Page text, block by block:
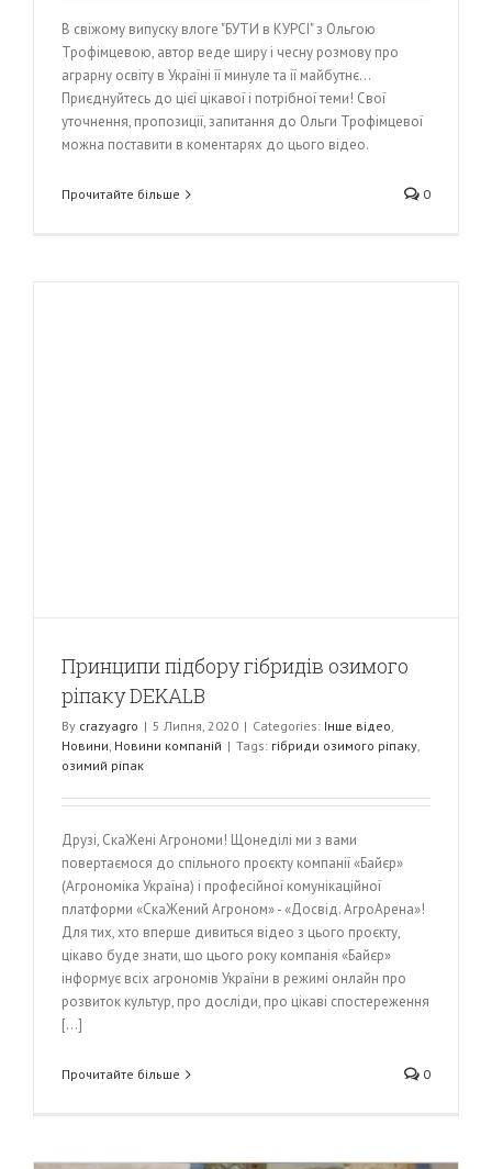
В свіжому випуску влогe "БУТИ в КУРСІ" з Ольгою
Трофімцевою, автор веде щиру і чесну розмову про
аграрну освіту в Україні її минуле та її майбутнє...
Приєднуйтесь до цієї цікавої і потрібної теми! Свої
уточнення, пропозиції, запитання до Ольги Трофімцевої
можна поставити в коментарях до цього відео.
Прочитайте більше 0
Принципи підбору гібридів озимого
ріпаку DEKALB
By crazyagro | 5 Липня, 2020 | Categories: Інше відео,
Новини, Новини компаній | Tags: гібриди озимого ріпаку,
озимий ріпак
Друзі, СкаЖені Агрономи! Щонеділі ми з вами
повертаємося до спільного проєкту компанії «Байєр»
(Агрономіка Україна) і професійної комунікаційної
платформи «СкаЖений Агроном» - «Досвід. АгроАрена»!
Для тих, хто вперше дивиться відео з цього проєкту,
цікаво буде знати, що цього року компанія «Байєр»
інформує всіх агрономів України в режимі онлайн про
розвиток культур, про досліди, про цікаві спостереження
[...]
Прочитайте більше 0